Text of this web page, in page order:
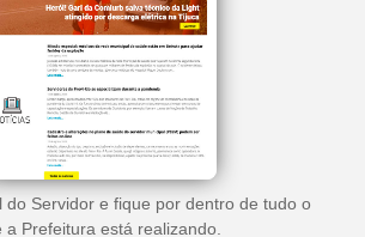
do Servidor e fique por dentro de tudo o
a Prefeitura está realizando.